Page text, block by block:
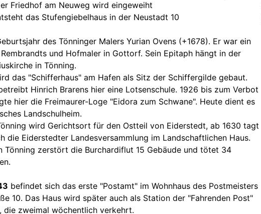
Friedhof am Neuweg wird eingeweiht
das Stufengiebelhaus in der Neustadt 10
des Tönninger Malers Yurian Ovens (+1678). Er war ein
und Hofmaler in Gottorf. Sein Epitaph hängt in der
in Tönning.
das "Schifferhaus" am Hafen als Sitz der Schiffergilde gebaut.
Hinrich Brarens hier eine Lotsenschule. 1926 bis zum Verbot
hier die Freimaurer-Loge "Eidora zum Schwane". Heute dient es
Landschulheim.
wird Gerichtsort für den Ostteil von Eiderstedt, ab 1630 tagt
die Eiderstedter Landesversammlung im Landschaftlichen Haus.
Tönning zerstört die Burchardiflut 15 Gebäude und tötet 34
befindet sich das erste "Postamt" im Wohnhaus des Postmeisters
10. Das Haus wird später auch als Station der "Fahrenden Post"
die zweimal wöchentlich verkehrt.